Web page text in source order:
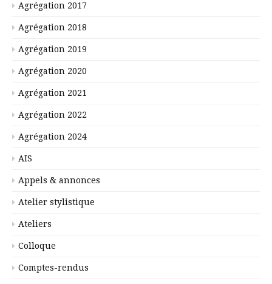
Agrégation 2017
Agrégation 2018
Agrégation 2019
Agrégation 2020
Agrégation 2021
Agrégation 2022
Agrégation 2024
AIS
Appels & annonces
Atelier stylistique
Ateliers
Colloque
Comptes-rendus